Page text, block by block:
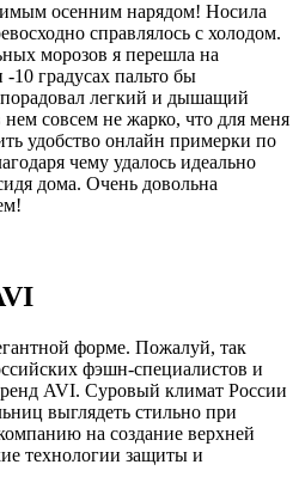
осенним нарядом! Носила
справлялось с холодом.
морозов я перешла на
10 градусах пальто бы
легкий и дышащий
нем совсем не жарко, что для меня
удобство онлайн примерки по
чему удалось идеально
дома. Очень довольна
форме. Пожалуй, так
фэшн-специалистов и
AVI. Суровый климат России
выглядеть стильно при
на создание верхней
технологии защиты и